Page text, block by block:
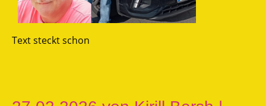
Text steckt schon